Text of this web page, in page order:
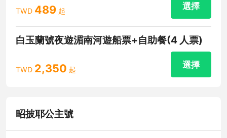
TWD 489 起
選擇
白玉蘭號夜遊湄南河遊船票+自助餐(4 人票)
TWD 2,350 起
選擇
昭披耶公主號